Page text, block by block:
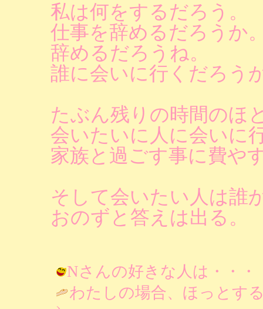
私は何をするだろう。
仕事を辞めるだろうか
辞めるだろうね。
誰に会いに行くだろう
たぶん残りの時間のほ
会いたいに人に会いに
家族と過ごす事に費や
そして会いたい人は誰
おのずと答えは出る。
Nさんの好きな人は・・・
わたしの場合、ほっとす